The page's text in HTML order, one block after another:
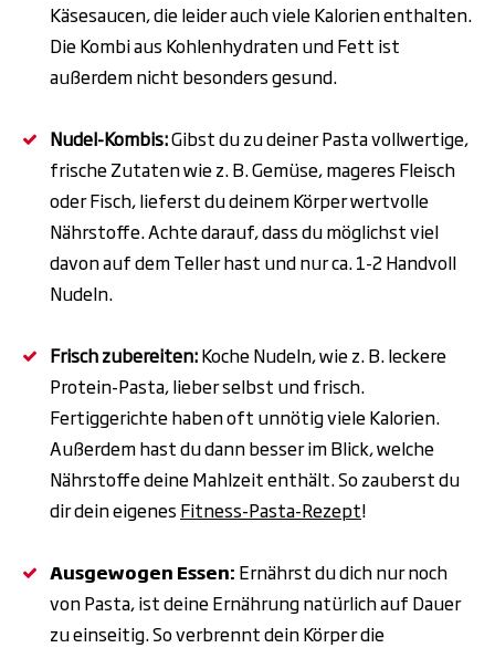
Käsesaucen, die leiderauch vieleKalorienenthalten.
Die Kombi aus Kohlenhydraten und Fett ist
außerdem nicht besonders gesund.
Nudel-Kombis:Gibst du zu deiner Pasta vollwertige,
frische Zutaten wie z. B.Gemüse, mageres Fleisch
oder Fisch, lieferst du deinem Körper wertvolle
Nährstoffe. Achte darauf, dass du möglichst viel
davon auf dem Teller hast und nur ca. 1-2 Handvoll
Nudeln.
Frisch zubereiten:Koche Nudeln, wie z. B. leckere
Protein-Pasta, lieber selbst und frisch.
Fertiggerichte haben oft unnötig viele Kalorien.
Außerdem hast du dann besser im Blick, welche
Nährstoffe deine Mahlzeit enthält. So zauberst du
dir dein eigenes Fitness-Pasta-Rezept!
Ausgewogen Essen: Ernährst du dich nur noch
von Pasta, ist deine Ernährung natürlich auf Dauer
zu einseitig. So verbrennt dein Körper die